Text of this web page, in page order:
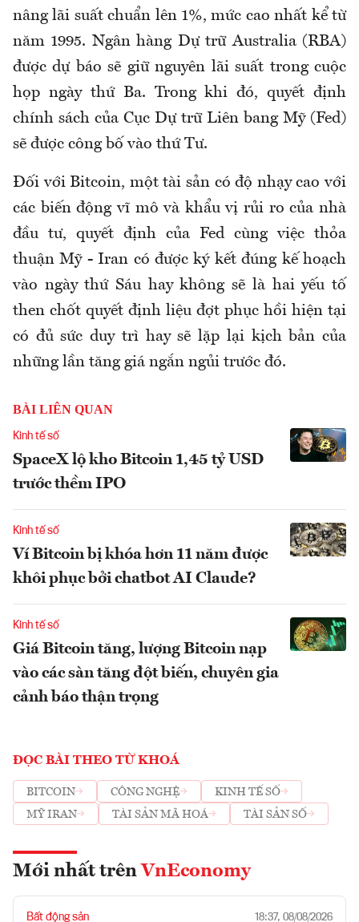
nâng lãi suất chuẩn lên 1%, mức cao nhất kể từ
năm 1995. Ngân hàng Dự trữ Australia (RBA)
được dự báo sẽ giữ nguyên lãi suất trong cuộc
họp ngày thứ Ba. Trong khi đó, quyết định
chính sách của Cục Dự trữ Liên bang Mỹ (Fed)
sẽ được công bố vào thứ Tư.
Đối với Bitcoin, một tài sản có độ nhạy cao với
các biến động vĩ mô và khẩu vị rủi ro của nhà
đầu tư, quyết định của Fed cùng việc thỏa
thuận Mỹ - Iran có được ký kết đúng kế hoạch
vào ngày thứ Sáu hay không sẽ là hai yếu tố
then chốt quyết định liệu đợt phục hồi hiện tại
có đủ sức duy trì hay sẽ lặp lại kịch bản của
những lần tăng giá ngắn ngủi trước đó.
BÀI LIÊN QUAN
Kinh tế số
SpaceX lộ kho Bitcoin 1,45 tỷ USD
trước thềm IPO
Kinh tế số
Ví Bitcoin bị khóa hơn 11 năm được
khôi phục bởi chatbot AI Claude?
Kinh tế số
Giá Bitcoin tăng, lượng Bitcoin nạp
vào các sàn tăng đột biến, chuyên gia
cảnh báo thận trọng
ĐỌC BÀI THEO TỪ KHOÁ
BITCOIN CÔNG NGHỆ
KINH TẾ SỐ
MỸ IRAN
TÀI SẢN MÃ HOÁ TÀI SẢN SỐ
Mới nhất trên VnEconomy
Bất động sản 18:37, 08/08/2026